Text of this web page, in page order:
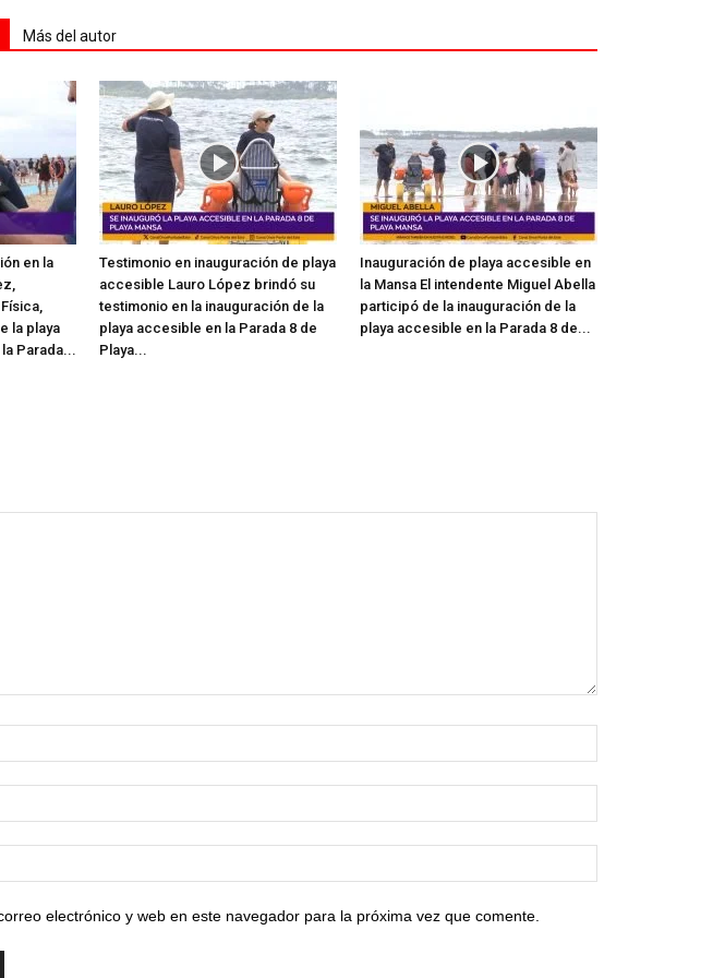
Más del autor
en la
la playa
Parada...
Testimonio en inauguración de playa
accesible Lauro López brindó su
testimonio en la inauguración de la
playa accesible en la Parada 8 de
Playa...
Inauguración de playa accesible en
la Mansa El intendente Miguel Abella
participó de la inauguración de la
playa accesible en la Parada 8 de...
electrónico y web en este navegador para la próxima vez que comente.